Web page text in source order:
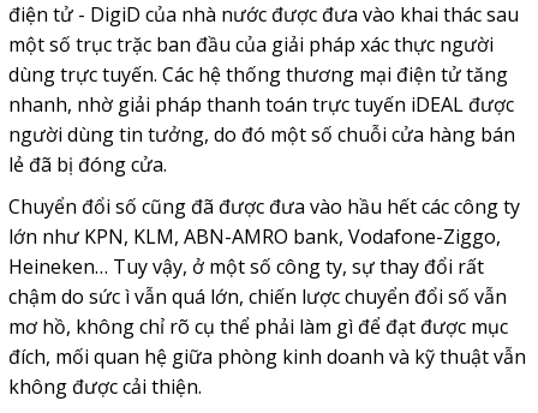
điện tử - DigiD của nhà nước được đưa vào khai thác sau
một số trục trặc ban đầu của giải pháp xác thực người
dùng trực tuyến. Các hệ thống thương mại điện tử tăng
nhanh, nhờ giải pháp thanh toán trực tuyến iDEAL được
người dùng tin tưởng, do đó một số chuỗi cửa hàng bán
lẻ đã bị đóng cửa.
Chuyển đổi số cũng đã được đưa vào hầu hết các công ty
lớn như KPN, KLM, ABN-AMRO bank, Vodafone-Ziggo,
Heineken… Tuy vậy, ở một số công ty, sự thay đổi rất
chậm do sức ì vẫn quá lớn, chiến lược chuyển đổi số vẫn
mơ hồ, không chỉ rõ cụ thể phải làm gì để đạt được mục
đích, mối quan hệ giữa phòng kinh doanh và kỹ thuật vẫn
không được cải thiện.